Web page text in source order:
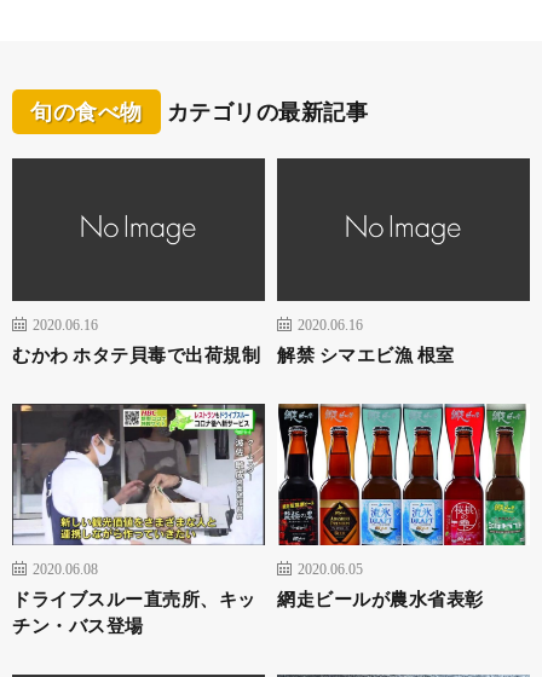
旬の食べ物 カテゴリの最新記事
2020.06.16
むかわ ホタテ貝毒で出荷規制
2020.06.16
解禁 シマエビ漁 根室
2020.06.08
ドライブスルー直売所、キッ
チン・バス登場
2020.06.05
網走ビールが農水省表彰